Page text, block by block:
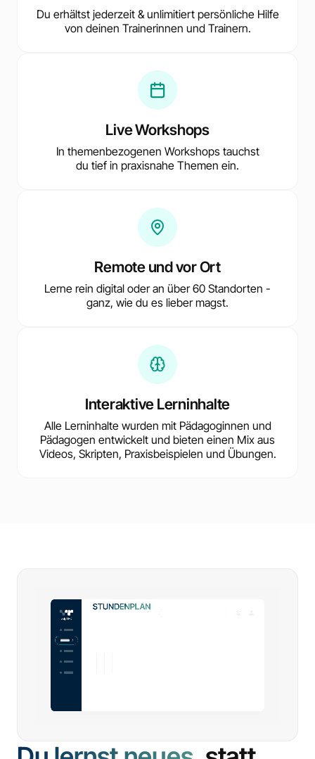
Du erhältst jederzeit & unlimitiert persönliche Hilfe
von deinen Trainerinnen und Trainern.
Live Workshops
In themenbezogenen Workshops tauchst
du tief in praxisnahe Themen ein.
Remote und vor Ort
Lerne rein digital oder an über 60 Standorten -
ganz, wie du es lieber magst.
Interaktive Lerninhalte
Alle Lerninhalte wurden mit Pädagoginnen und
Pädagogen entwickelt und bieten einen Mix aus
Videos, Skripten, Praxisbeispielen und Übungen.